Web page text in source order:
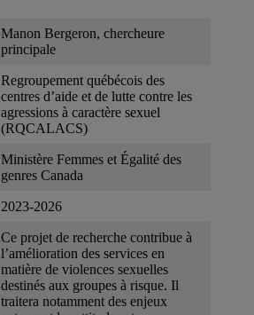
Manon Bergeron, chercheure
principale
Regroupement québécois des
centres d’aide et de lutte contre les
agressions à caractère sexuel
(RQCALACS)
Ministère Femmes et Égalité des
genres Canada
2023-2026
Ce projet de recherche contribue à
l’amélioration des services en
matière de violences sexuelles
destinés aux groupes à risque. Il
traitera notamment des enjeux